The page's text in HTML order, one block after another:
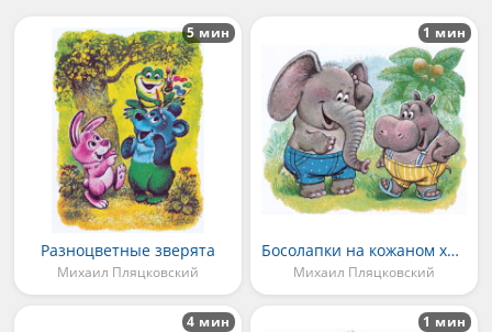
Разноцветные зверята
Михаил Пляцковский
5 мин
Босолапки на кожаном ходу
Михаил Пляцковский
1 мин
4 мин 1 мин